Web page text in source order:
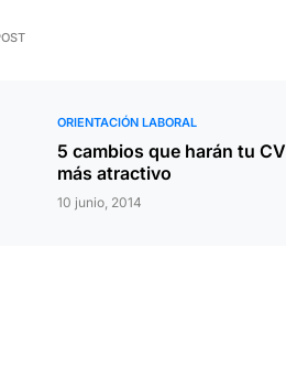
ORIENTACIÓN LABORAL
5 cambios que harán tu CV
más atractivo
10 junio, 2014